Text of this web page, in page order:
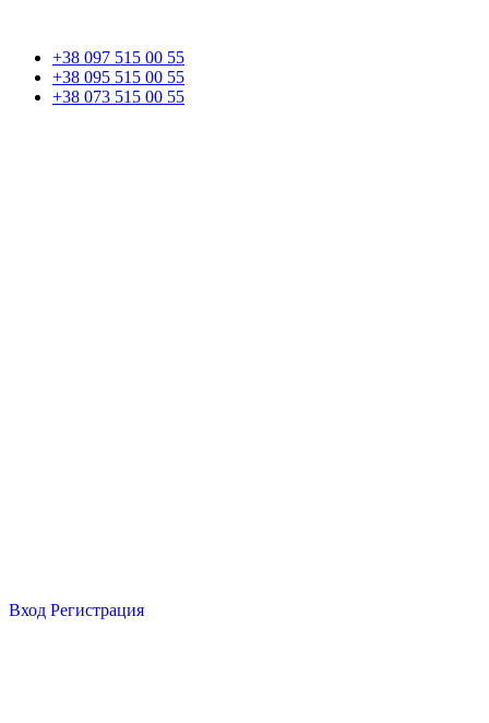
+38 097 515 00 55
+38 095 515 00 55
+38 073 515 00 55
Вход Регистрация